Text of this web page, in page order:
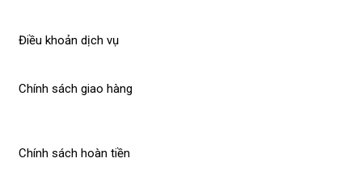
Chính sách hoàn tiền
Điều khoản dịch vụ
Chính sách giao hàng